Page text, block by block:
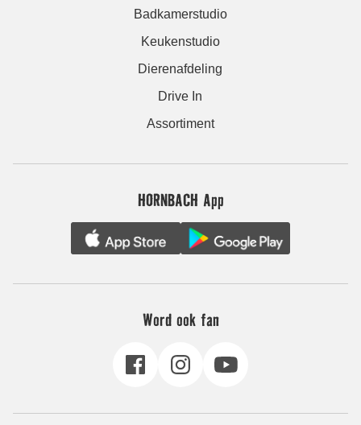
Badkamerstudio
Keukenstudio
Dierenafdeling
Drive In
Assortiment
HORNBACH App
Word ook fan